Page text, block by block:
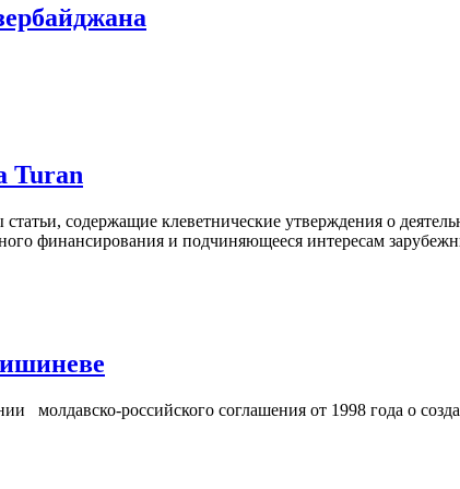
Turan
содержащие клеветнические утверждения о
финансирования и подчиняющееся интересам
российского соглашения от 1998 года о